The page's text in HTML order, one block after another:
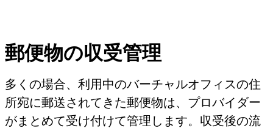
郵便物の収受管理
多くの場合、利用中のバーチャルオフィスの住
所宛に郵送されてきた郵便物は、プロバイダー
がまとめて受け付けて管理します。収受後の流